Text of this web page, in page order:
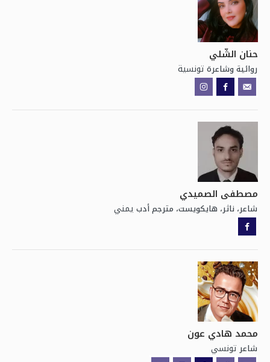
حنان الشّلي
روائية وشاعرة تونسية
مصطفى الصميدي
شاعر، ناثر، هايكويست، مترجم أدب يمني
محمد هادي عون
شاعر تونسي